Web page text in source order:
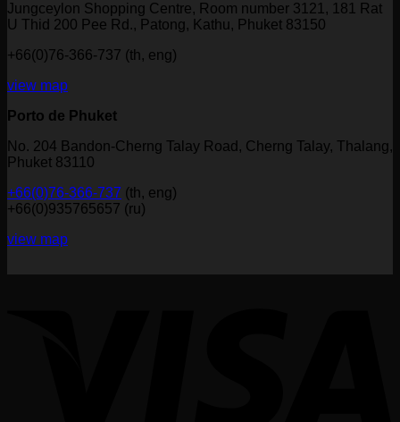
Jungceylon Shopping Centre, Room number 3121, 181 Rat
U Thid 200 Pee Rd., Patong, Kathu, Phuket 83150
+66(0)76-366-737 (th, eng)
view map
Porto de Phuket
No. 204 Bandon-Cherng Talay Road, Cherng Talay, Thalang,
Phuket 83110
+66(0)76-366-737 (th, eng)
+66(0)935765657 (ru)
view map